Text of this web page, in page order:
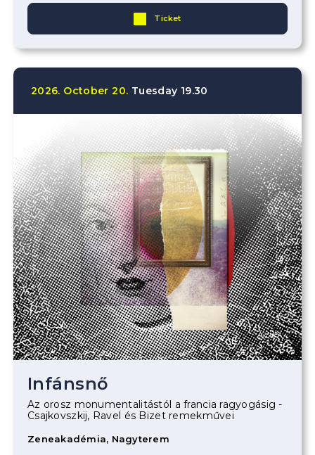
Ticket
2026. October 20. Tuesday 19.30
Infánsnő
Az orosz monumentalitástól a francia ragyogásig -
Csajkovszkij, Ravel és Bizet remekművei
Zeneakadémia, Nagyterem